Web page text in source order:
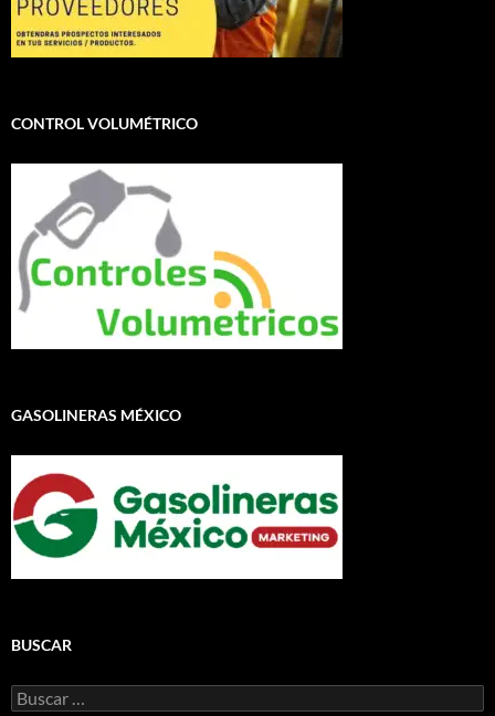
CONTROL VOLUMÉTRICO
GASOLINERAS MÉXICO
BUSCAR
Buscar: